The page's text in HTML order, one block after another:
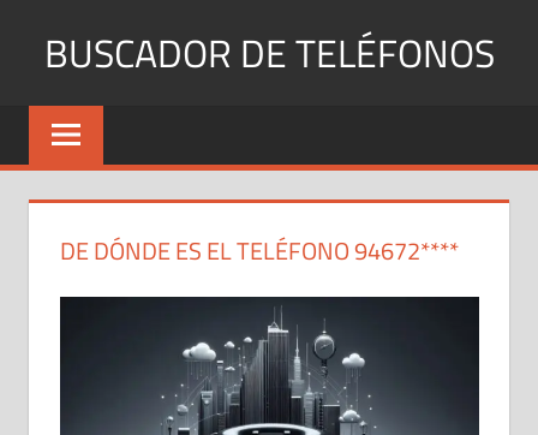
BUSCADOR DE TELÉFONOS
Identifica
Números
y
DE DÓNDE ES EL TELÉFONO 94672****